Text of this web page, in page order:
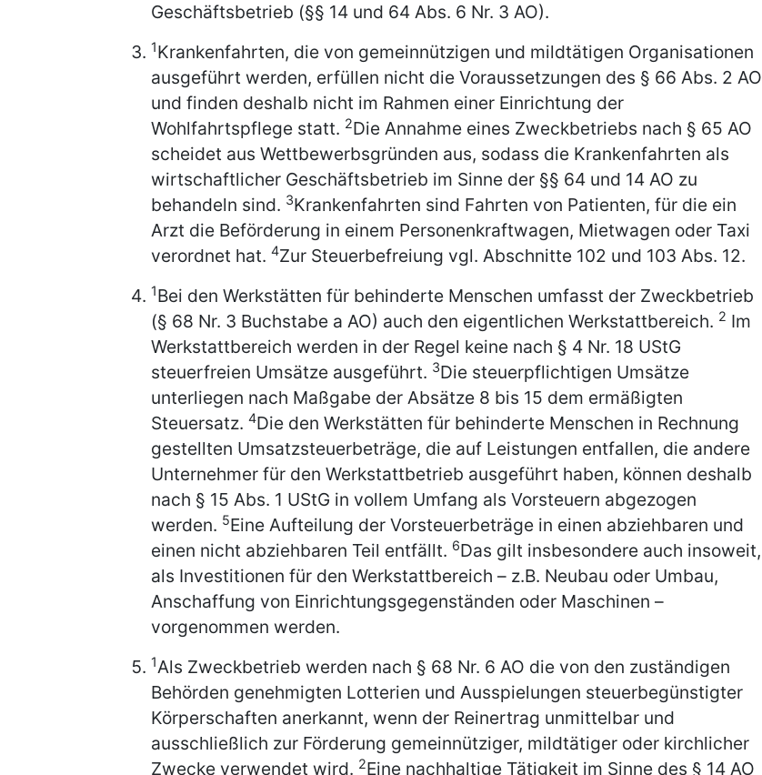
Geschäftsbetrieb (§§ 14 und 64 Abs. 6 Nr. 3 AO).
1Krankenfahrten, die von gemeinnützigen und mildtätigen Organisationen
ausgeführt werden, erfüllen nicht die Voraussetzungen des § 66 Abs. 2 AO
und finden deshalb nicht im Rahmen einer Einrichtung der
Wohlfahrtspflege statt. 2Die Annahme eines Zweckbetriebs nach § 65 AO
scheidet aus Wettbewerbsgründen aus, sodass die Krankenfahrten als
wirtschaftlicher Geschäftsbetrieb im Sinne der §§ 64 und 14 AO zu
behandeln sind. 3Krankenfahrten sind Fahrten von Patienten, für die ein
Arzt die Beförderung in einem Personenkraftwagen, Mietwagen oder Taxi
verordnet hat. 4Zur Steuerbefreiung vgl. Abschnitte 102 und 103 Abs. 12.
1Bei den Werkstätten für behinderte Menschen umfasst der Zweckbetrieb
(§ 68 Nr. 3 Buchstabe a AO) auch den eigentlichen Werkstattbereich. 2 Im
Werkstattbereich werden in der Regel keine nach § 4 Nr. 18 UStG
steuerfreien Umsätze ausgeführt. 3Die steuerpflichtigen Umsätze
unterliegen nach Maßgabe der Absätze 8 bis 15 dem ermäßigten
Steuersatz. 4Die den Werkstätten für behinderte Menschen in Rechnung
gestellten Umsatzsteuerbeträge, die auf Leistungen entfallen, die andere
Unternehmer für den Werkstattbetrieb ausgeführt haben, können deshalb
nach § 15 Abs. 1 UStG in vollem Umfang als Vorsteuern abgezogen
werden. 5Eine Aufteilung der Vorsteuerbeträge in einen abziehbaren und
einen nicht abziehbaren Teil entfällt. 6Das gilt insbesondere auch insoweit,
als Investitionen für den Werkstattbereich – z.B. Neubau oder Umbau,
Anschaffung von Einrichtungsgegenständen oder Maschinen –
vorgenommen werden.
1Als Zweckbetrieb werden nach § 68 Nr. 6 AO die von den zuständigen
Behörden genehmigten Lotterien und Ausspielungen steuerbegünstigter
Körperschaften anerkannt, wenn der Reinertrag unmittelbar und
ausschließlich zur Förderung gemeinnütziger, mildtätiger oder kirchlicher
Zwecke verwendet wird. 2Eine nachhaltige Tätigkeit im Sinne des § 14 AO